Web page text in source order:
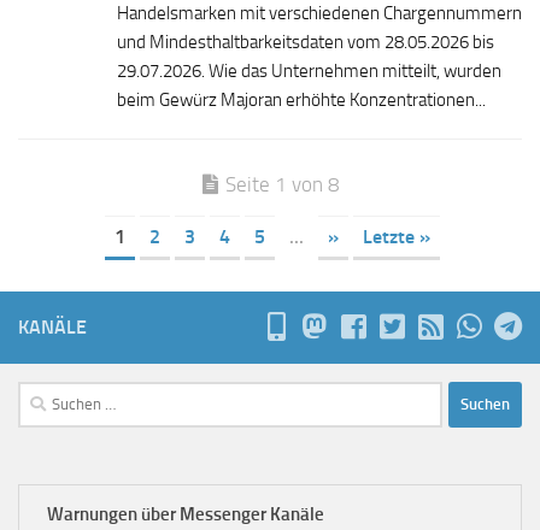
Handelsmarken mit verschiedenen Chargennummern
und Mindesthaltbarkeitsdaten vom 28.05.2026 bis
29.07.2026. Wie das Unternehmen mitteilt, wurden
beim Gewürz Majoran erhöhte Konzentrationen...
Seite 1 von 8
1 2 3 4 5 ... » Letzte »
KANÄLE
Suchen
nach:
Warnungen über Messenger Kanäle